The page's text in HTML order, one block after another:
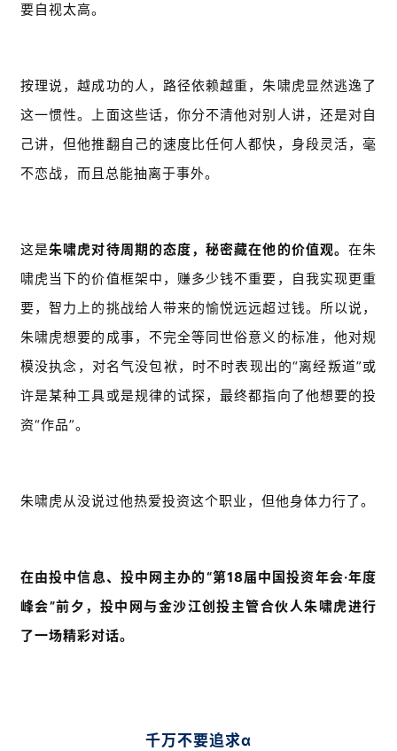
要自视太高。
按理说，越成功的人，路径依赖越重，朱啸虎显然逃逸了
这一惯性。上面这些话，你分不清他对别人讲，还是对自
己讲，但他推翻自己的速度比任何人都快，身段灵活，毫
不恋战，而且总能抽离于事外。
这是朱啸虎对待周期的态度，秘密藏在他的价值观。 在朱
啸虎当下的价值框架中，赚多少钱不重要，自我实现更重
要，智力上的挑战给人带来的愉悦远远超过钱。所以说，
朱啸虎想要的成事，不完全等同世俗意义的标准，他对规
模没执念，对名气没包袱，时不时表现出的“离经叛道”或
许是某种工具或是规律的试探，最终都指向了他想要的投
资“作品”。
朱啸虎从没说过他热爱投资这个职业，但他身体力行了。
在由投中信息、投中网主办的“第18届中国投资年会·年度
峰会”前夕，投中网与金沙江创投主管合伙人朱啸虎进行
了一场精彩对话。
千万不要追求α